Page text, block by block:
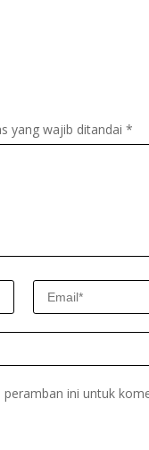
yang wajib ditandai *
ini untuk